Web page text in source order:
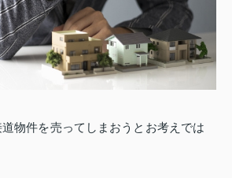
物件を売ってしまおうとお考えでは